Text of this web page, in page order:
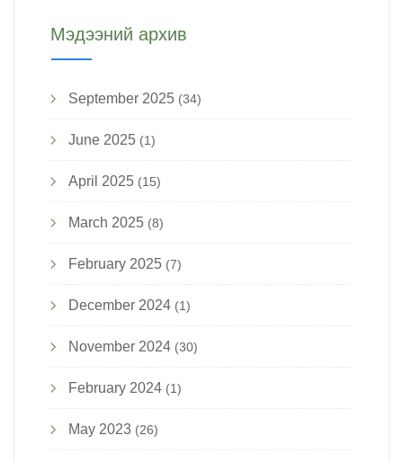
Мэдээний архив
September 2025 (34)
June 2025 (1)
April 2025 (15)
March 2025 (8)
February 2025 (7)
December 2024 (1)
November 2024 (30)
February 2024 (1)
May 2023 (26)